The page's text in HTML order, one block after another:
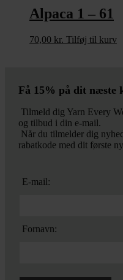
Alpaca 1 – 61
70,00 kr. Tilføj til kurv
Få 15% på dit næste
Tilmeld dig Yarn Every
og tilbud i din e-mail.
Når du tilmelder dig
rabatkode med dit første
E-mail:
Fornavn: